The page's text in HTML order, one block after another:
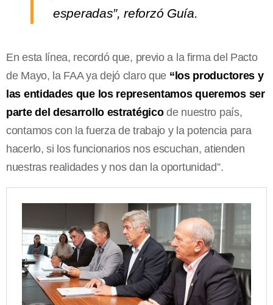
esperadas”, reforzó Guía.
En esta línea, recordó que, previo a la firma del Pacto
de Mayo, la FAA ya dejó claro que “los productores y
las entidades que los representamos queremos ser
parte del desarrollo estratégicode nuestro país,
contamos con la fuerza de trabajo y la potencia para
hacerlo, si los funcionarios nos escuchan, atienden
nuestras realidades y nos dan la oportunidad”.